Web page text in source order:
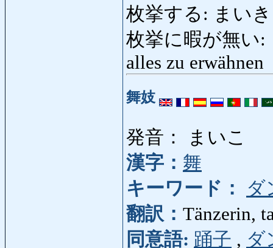
枚挙する: まい
枚挙に暇が無い:
alles zu erwähnen
舞妓
発音： まいこ
漢字： 舞
キーワード：
ダ
翻訳： Tänzerin,
同意語: 踊子 , ダ